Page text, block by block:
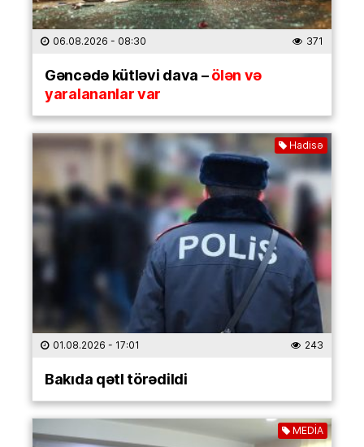
06.08.2026 - 08:30 371
Gəncədə kütləvi dava –ölən və
yaralananlar var
Hadisə
01.08.2026 - 17:01 243
Bakıda qətl törədildi
MEDİA